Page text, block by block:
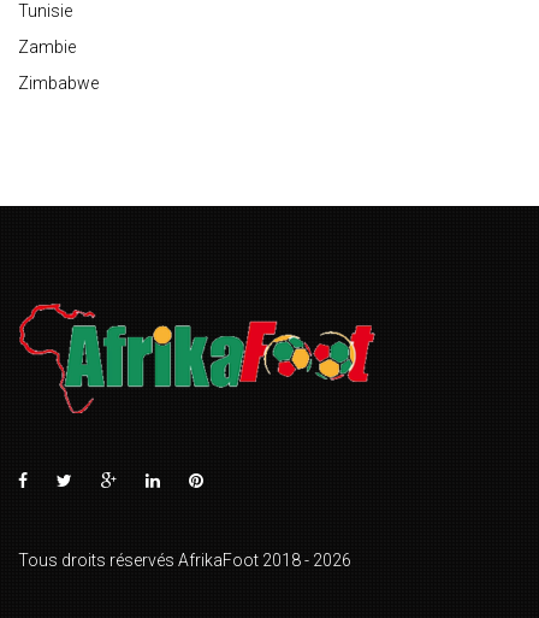
Tunisie
Zambie
Zimbabwe
Tous droits réservés AfrikaFoot 2018 - 2026